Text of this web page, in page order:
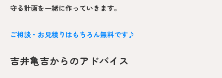
守る計画を一緒に作っていきます。
ご相談・お見積りはもちろん無料です♪
吉井亀吉からのアドバイス